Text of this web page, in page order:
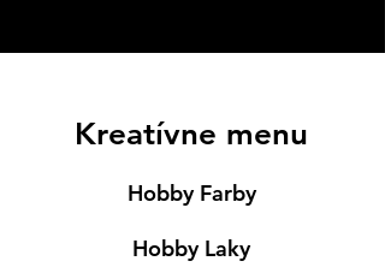
Kreatívne menu
Hobby Farby
Hobby Laky